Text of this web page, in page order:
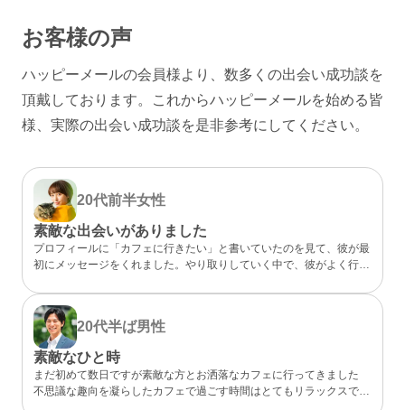
お客様の声
ハッピーメールの会員様より、数多くの出会い成功談を
頂戴しております。
これからハッピーメールを始める皆
様、実際の出会い成功談を是非参考にしてください。
20代前半女性
素敵な出会いがありました
プロフィールに「カフェに行きたい」と書いていたのを見て、彼が最
初にメッセージをくれました。やり取りしていく中で、彼がよく行く
となく気になるところが一緒だったので、私的には今までになくメッ
セージが盛り上がり嬉しかったです。 カフェに誘ってもらい、実際
にお会いするととっても話しやすくて、時間があっという間。 少し
年上でしたが、気を使わずに話せる感じが心地よくて、「また会いた
いな」と素直に伝えました。彼のちょっと嬉しそうな顔をみたら、思
わずドキドキしました。 成功談でいいのか…まだどうなるかはわか
らないけど、出会えてよかったと思える人になりました。
20代半ば男性
素敵なひと時
まだ初めて数日ですが素敵な方とお洒落なカフェに行ってきました
不思議な趣向を凝らしたカフェで過ごす時間はとてもリラックスでき